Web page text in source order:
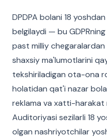
DPDPA bolani 18
belgilaydi — bu
past milliy
shaxsiy ma'lumotlarini
tekshiriladigan ota-ona
holatidan qat'i nazar
reklama va xatti-harakat
Auditoriyasi sezilarli 18
olgan nashriyotchilar